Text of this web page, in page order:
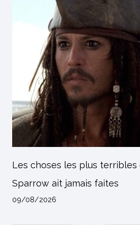
Les choses les plus terribles
Sparrow ait jamais faites
09/08/2026